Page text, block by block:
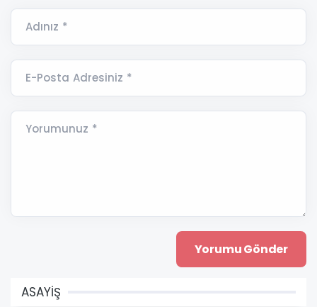
Adınız *
E-Posta Adresiniz *
Yorumunuz *
ASAYİŞ